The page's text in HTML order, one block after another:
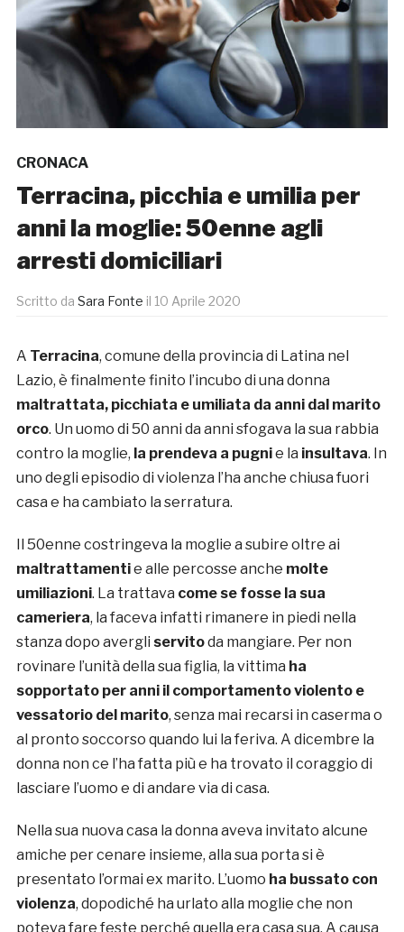
CRONACA
Terracina, picchia e umilia per
anni la moglie: 50enne agli
arresti domiciliari
Scritto da Sara Fonte il 10 Aprile 2020
A Terracina, comune della provincia di Latina nel
Lazio, è finalmente finito l’incubo di una donna
maltrattata, picchiata e umiliata da anni dal marito
orco. Un uomo di 50 anni da anni sfogava la sua rabbia
contro la moglie, la prendeva a pugnie la insultava. In
uno degli episodio di violenza l’ha anche chiusa fuori
casa e ha cambiato la serratura.
Il 50enne costringeva la moglie a subire oltre ai
maltrattamentie alle percosse anche molte
umiliazioni. La trattava come se fosse la sua
cameriera, la faceva infatti rimanere in piedi nella
stanza dopo avergli servitoda mangiare. Per non
rovinare l’unità della sua figlia, la vittima ha
sopportato per anni il comportamento violento e
vessatorio del marito, senza mai recarsi in caserma o
al pronto soccorso quando lui la feriva. A dicembre la
donna non ce l’ha fatta più e ha trovato il coraggio di
lasciare l’uomo e di andare via di casa.
Nella sua nuova casa la donna aveva invitato alcune
amiche per cenare insieme, alla sua porta si è
presentato l’ormai ex marito. L’uomo ha bussato con
violenza, dopodiché ha urlato alla moglie che non
poteva fare feste perché quella era casa sua. A causa